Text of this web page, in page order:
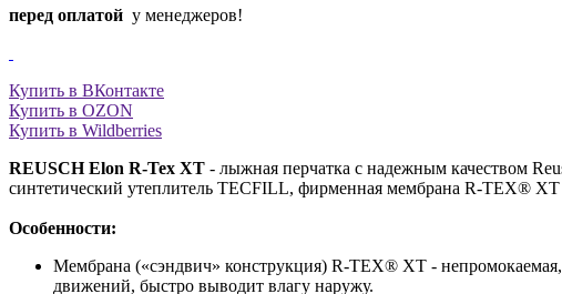
перед оплатой у менеджеров!
Купить в ВКонтакте
Купить в OZON
Купить в Wildberries
REUSCH Elon R-Tex XT - лыжная перчатка с надежным качеством
синтетический утеплитель TECFILL, фирменная мембрана R-TEX®
Особенности:
Мембрана («сэндвич» конструкция) R-TEX® XT - непромокаемая,
движений, быстро выводит влагу наружу.